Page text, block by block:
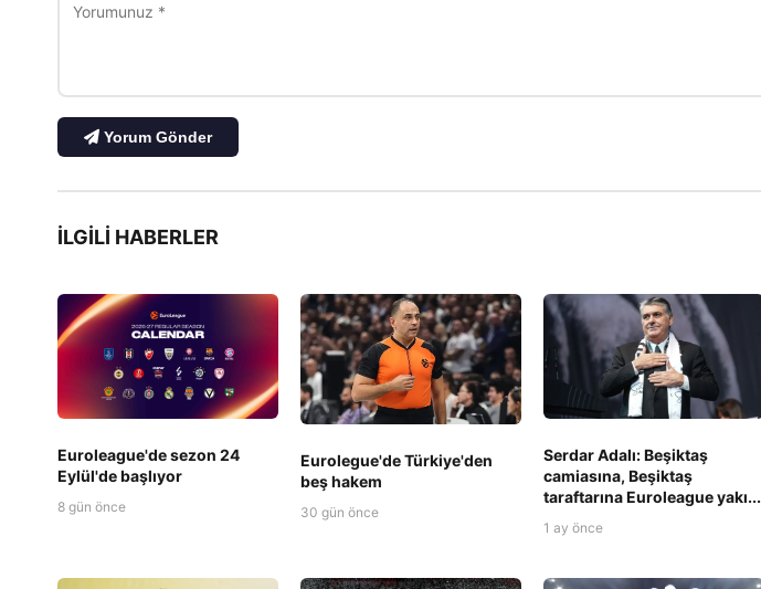
Yorum Gönder
İLGILI HABERLER
Euroleague'de sezon 24
Eylül'de başlıyor
8 gün önce
Eurolegue'de Türkiye'den
beş hakem
30 gün önce
Serdar Adalı: Beşiktaş
camiasına, Beşiktaş
taraftarına Euroleague yakı...
1 ay önce